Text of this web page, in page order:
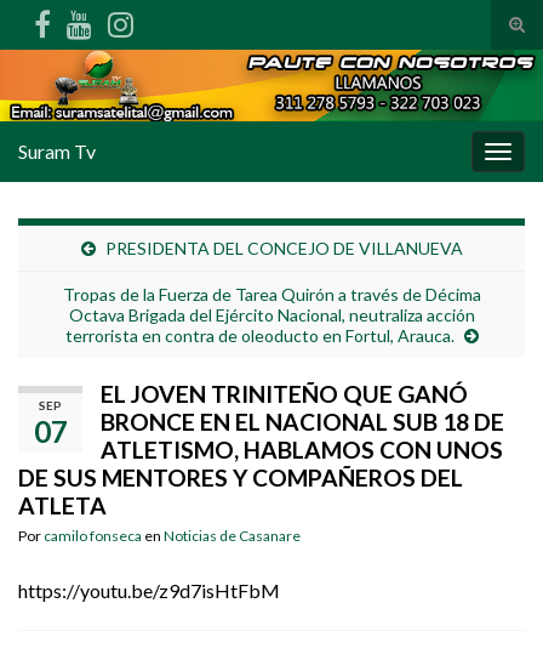
Suram Tv
PRESIDENTA DEL CONCEJO DE VILLANUEVA
Tropas de la Fuerza de Tarea Quirón a través de Décima
Octava Brigada del Ejército Nacional, neutraliza acción
terrorista en contra de oleoducto en Fortul, Arauca.
SEP
07
EL JOVEN TRINITEÑO QUE GANÓ
BRONCE EN EL NACIONAL SUB 18 DE
ATLETISMO, HABLAMOS CON UNOS
DE SUS MENTORES Y COMPAÑEROS DEL
ATLETA
Por camilo fonseca en Noticias de Casanare
https://youtu.be/z9d7isHtFbM